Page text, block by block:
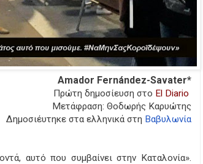
Amador Fernández-Savater*
Πρώτη δημοσίευση στο El Diario
Mετάφραση: Θοδωρής Καρυώτης
Δημοσιέυτηκε στα ελληνικά στη Βαβυλωνία
αυτό που συμβαίνει στην Καταλονία».